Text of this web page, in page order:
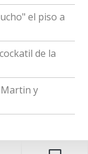
el piso a
de la
y